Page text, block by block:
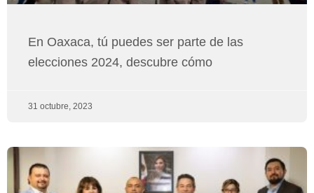
En Oaxaca, tú puedes ser parte de las
elecciones 2024, descubre cómo
31 octubre, 2023